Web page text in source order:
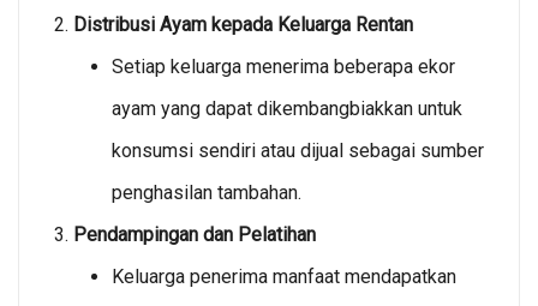
Distribusi Ayam kepada Keluarga Rentan
Setiap keluarga menerima beberapa ekor
ayam yang dapat dikembangbiakkan untuk
konsumsi sendiri atau dijual sebagai sumber
penghasilan tambahan.
Pendampingan dan Pelatihan
Keluarga penerima manfaat mendapatkan